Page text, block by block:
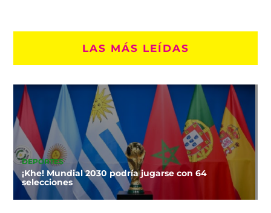
LAS MÁS LEÍDAS
DEPORTES
¡Khe! Mundial 2030 podría jugarse con 64
selecciones